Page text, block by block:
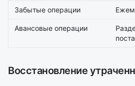
Забытые операции
Авансовые операции
Восстановление